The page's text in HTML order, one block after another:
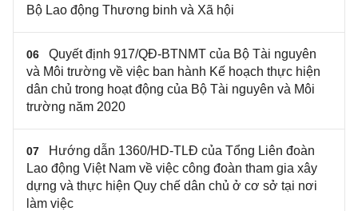
Bộ Lao động Thương binh và Xã hội
06
Quyết định 917/QĐ-BTNMT của Bộ Tài nguyên
và Môi trường về việc ban hành Kế hoạch thực hiện
dân chủ trong hoạt động của Bộ Tài nguyên và Môi
trường năm 2020
07
Hướng dẫn 1360/HD-TLĐ của Tổng Liên đoàn
Lao động Việt Nam về việc công đoàn tham gia xây
dựng và thực hiện Quy chế dân chủ ở cơ sở tại nơi
làm việc